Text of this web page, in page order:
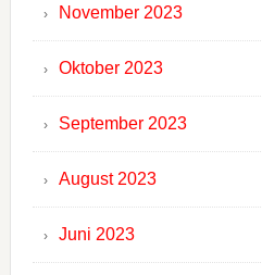
November 2023
Oktober 2023
September 2023
August 2023
Juni 2023